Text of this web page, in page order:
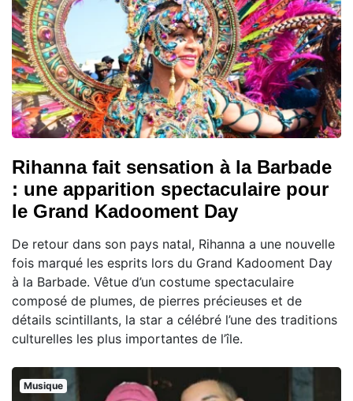
Rihanna fait sensation à la Barbade
: une apparition spectaculaire pour
le Grand Kadooment Day
De retour dans son pays natal, Rihanna a une nouvelle
fois marqué les esprits lors du Grand Kadooment Day
à la Barbade. Vêtue d’un costume spectaculaire
composé de plumes, de pierres précieuses et de
détails scintillants, la star a célébré l’une des traditions
culturelles les plus importantes de l’île.
Musique